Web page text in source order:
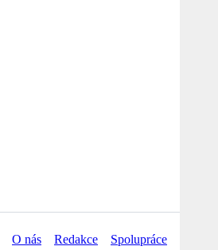
O nás Redakce Spolupráce